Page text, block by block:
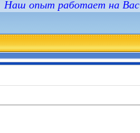
Наш опыт работает на Вас